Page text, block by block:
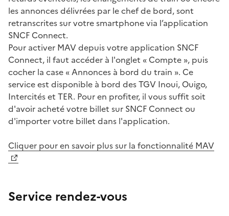
les annonces délivrées par le chef de bord, sont
retranscrites sur votre smartphone via l’application
SNCF Connect.
Pour activer MAV depuis votre application SNCF
Connect, il faut accéder à l'onglet « Compte », puis
cocher la case « Annonces à bord du train ». Ce
service est disponible à bord des TGV Inoui, Ouigo,
Intercités et TER. Pour en profiter, il vous suffit soit
d'avoir acheté votre billet sur SNCF Connect ou
d'importer votre billet dans l'application.
Cliquer pour en savoir plus sur la fonctionnalité MAV
Service rendez-vous